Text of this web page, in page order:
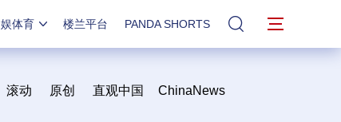
体育 楼兰平台 PANDA SHORTS 站内搜索
滚动 原创 直观中国 ChinaNews